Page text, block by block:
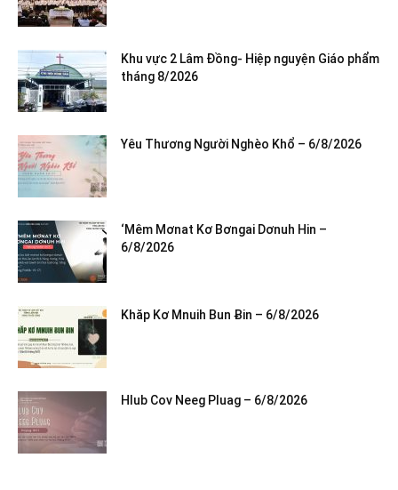
Khu vực 2 Lâm Đồng- Hiệp nguyện Giáo phẩm
tháng 8/2026
Yêu Thương Người Nghèo Khổ – 6/8/2026
‘Mêm Mơnat Kơ Bơngai Dơnuh Hin –
6/8/2026
Khăp Kơ Mnuih Bun Ƀin – 6/8/2026
Hlub Cov Neeg Pluag – 6/8/2026